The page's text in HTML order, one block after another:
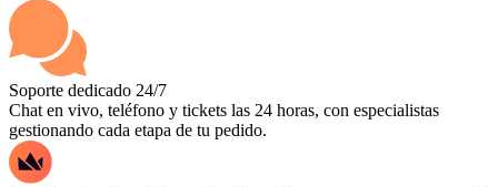
Soporte dedicado 24/7
Chat en vivo, teléfono y tickets las 24 horas, con especialistas
gestionando cada etapa de tu pedido.